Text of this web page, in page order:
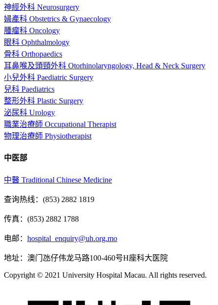
神經外科 Neurosurgery
婦產科 Obstetrics & Gynaecology
腫瘤科 Oncology
眼科 Ophthalmology
骨科 Orthopaedics
耳鼻喉及頭頸外科 Otorhinolaryngology, Head & Neck Surgery
小兒外科 Paediatric Surgery
兒科 Paediatrics
整形外科 Plastic Surgery
泌尿科 Urology
職業治療師 Occupational Therapist
物理治療師 Physiotherapist
中医部
中醫 Traditional Chinese Medicine
查询热线：(853) 2882 1819
传真：(853) 2882 1788
电邮： hospital_enquiry@uh.org.mo
地址：澳门氹仔伟龙马路100-460号H座科大医院
Copyright © 2021 University Hospital Macau. All rights reserved.